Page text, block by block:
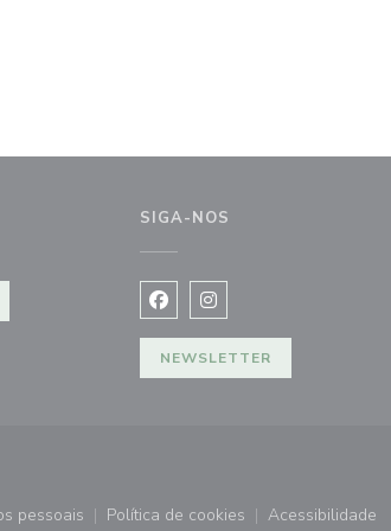
SIGA-NOS
Facebook ((abre numa nova
Instagram ((abre numa
NEWSLETTER
numa nova janela))
pessoais Política de cookies Acessibilidade